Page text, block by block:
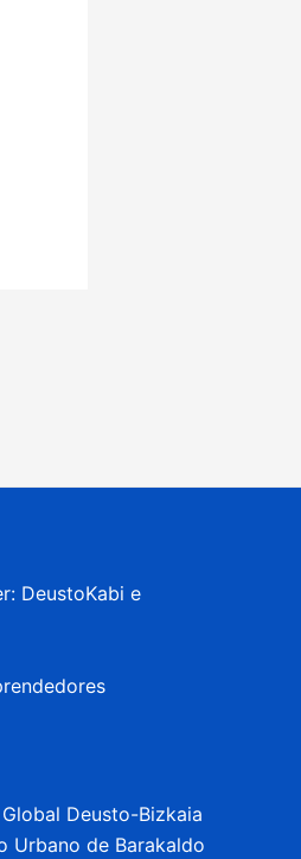
DeustoKabi e
Deusto-Bizkaia
Urbano de Barakaldo